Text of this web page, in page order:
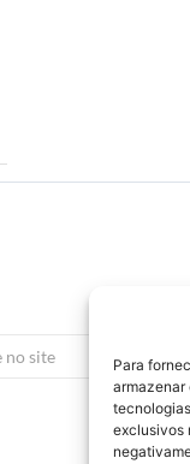
Para
armazenar
exclusivos